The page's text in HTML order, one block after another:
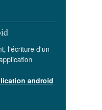
l'écriture d'un
android